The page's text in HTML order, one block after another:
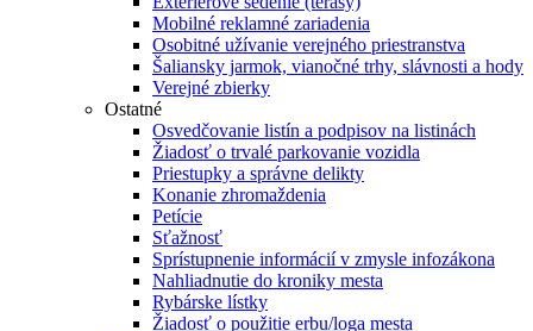
Mobilné reklamné zariadenia
Osobitné užívanie verejného priestranstva
Šaliansky jarmok, vianočné trhy, slávnosti a hody
Verejné zbierky
Ostatné
Osvedčovanie listín a podpisov na listinách
Žiadosť o trvalé parkovanie vozidla
Priestupky a správne delikty
Konanie zhromaždenia
Petície
Sťažnosť
Sprístupnenie informácií v zmysle infozákona
Nahliadnutie do kroniky mesta
Rybárske lístky
Žiadosť o použitie erbu/loga mesta